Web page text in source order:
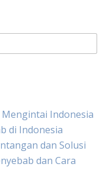
Indonesia
di Indonesia
dan Solusi
dan Cara